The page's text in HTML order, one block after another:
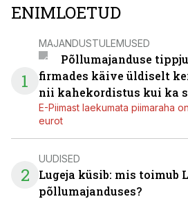
ENIMLOETUD
1
MAJANDUSTULEMUSED
Põllumajanduse
firmades käive üldiselt
nii kahekordistus kui ka
E-Piimast laekumata piimaraha
eurot
2
UUDISED
Lugeja küsib: mis toimub
põllumajanduses?